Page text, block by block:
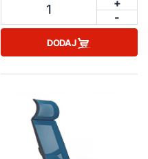
1
-
DODAJ